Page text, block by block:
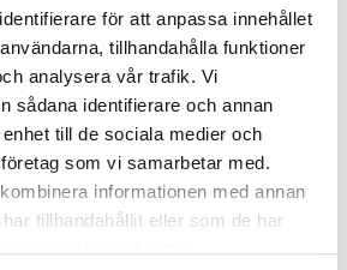
för att anpassa innehållet
tillhandahålla funktioner
analysera vår trafik. Vi
sådana identifierare och annan
till de sociala medier och
som vi samarbetar med.
informationen med annan
tillhandahållit eller som de har
använt deras tjänster.
i Sverige så behöver man
om svenskan är ett litet språk i
hävda att svenskan har en stark
hon.
dock att vi är väldigt enögda
Sverige där det är svenskan som